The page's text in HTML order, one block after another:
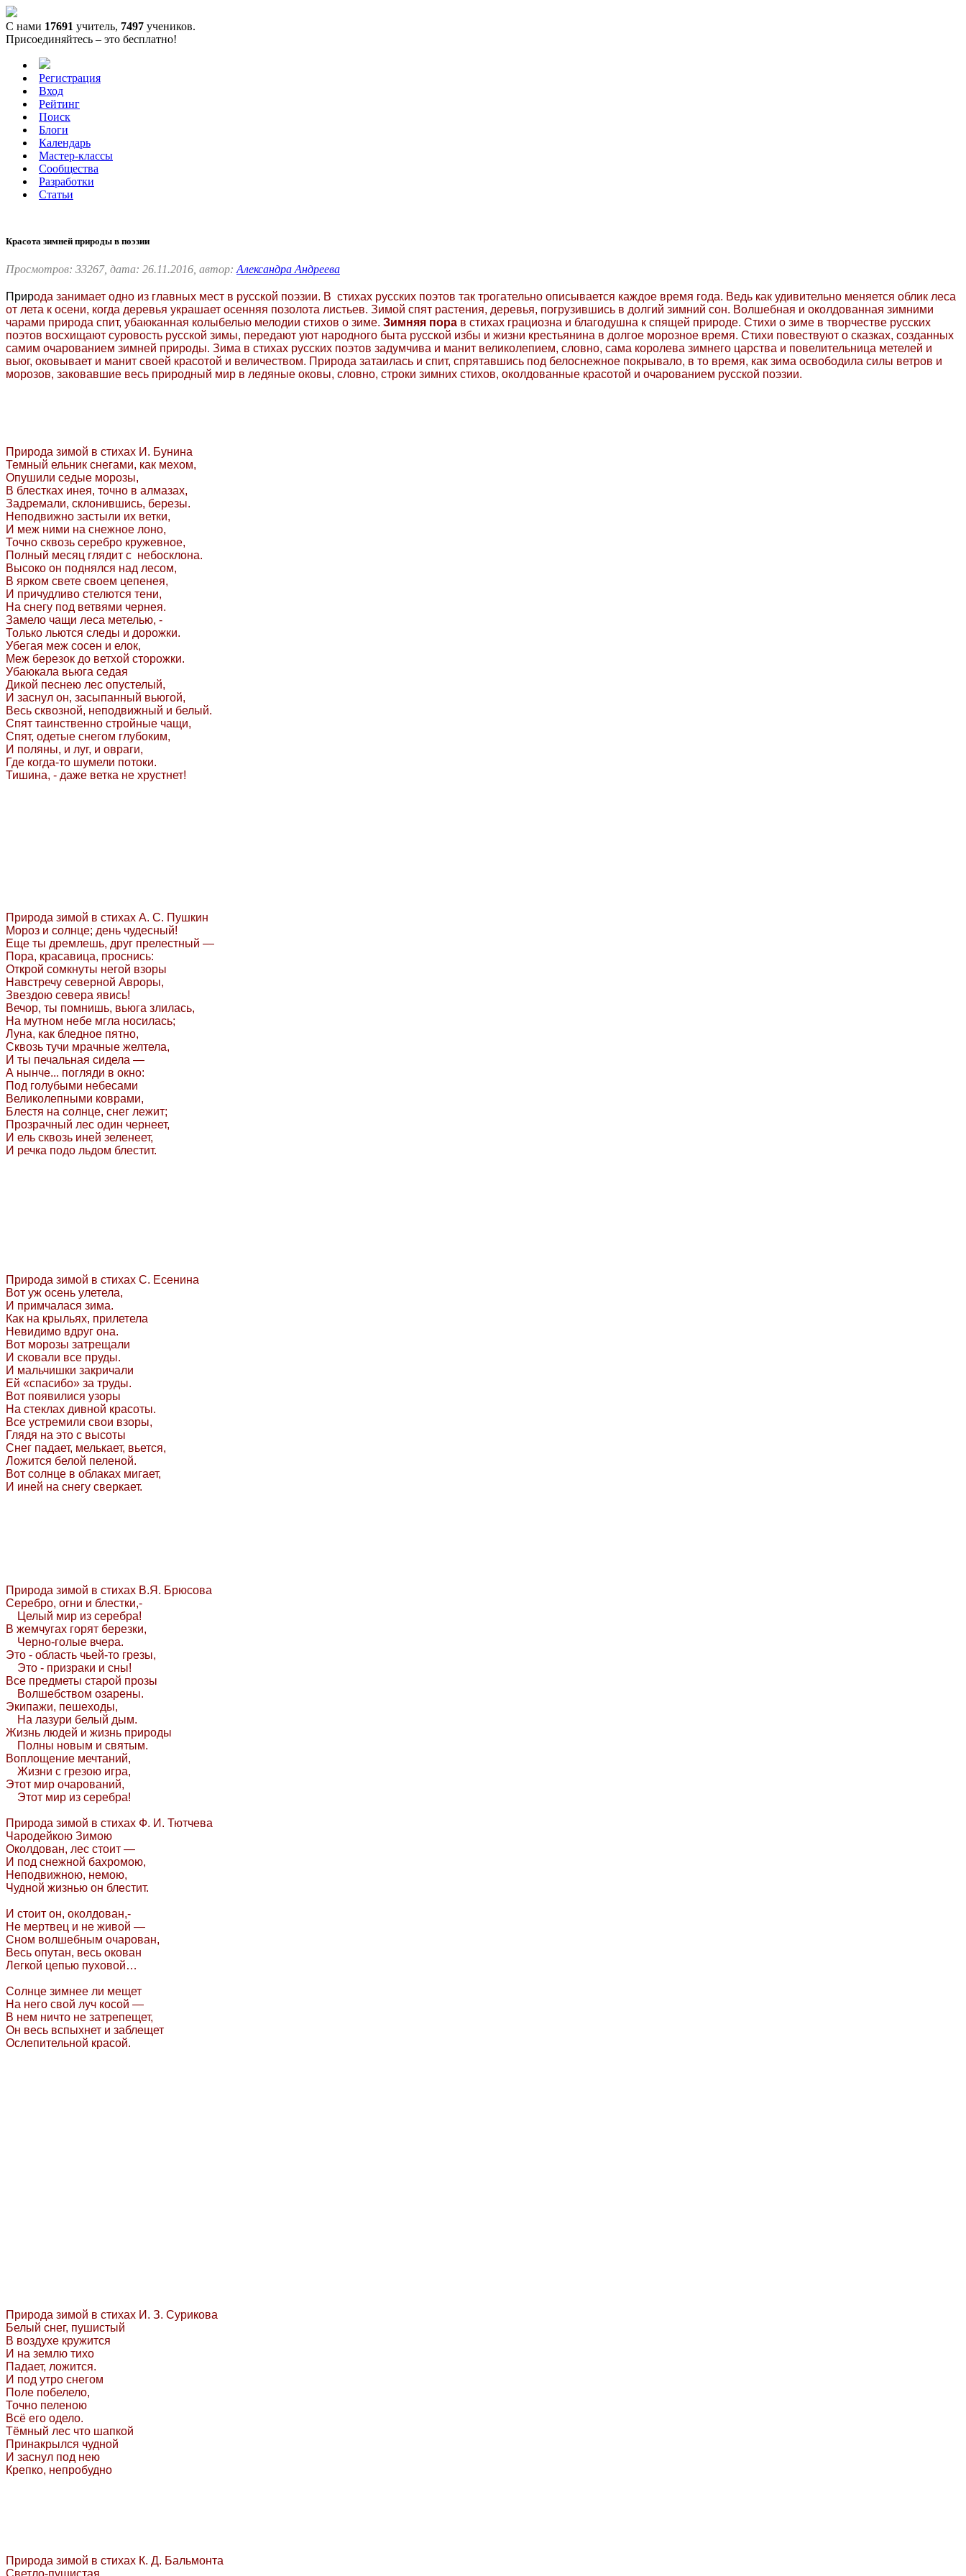
С нами 17691 учитель, 7497 учеников.
Присоединяйтесь – это бесплатно!
Регистрация
Вход
Рейтинг
Поиск
Блоги
Календарь
Мастер-классы
Сообщества
Разработки
Статьи
Красота зимней природы в поэзии
Просмотров: 33267, дата: 26.11.2016, автор: Александра Андреева
Природа занимает одно из главных мест в русской поэзии. В стихах русских поэтов так трогательно описывается каждое время года. Ведь как удивительно меняется облик леса
от лета к осени, когда деревья украшает осенняя позолота листьев. Зимой спят растения, деревья, погрузившись в долгий зимний сон. Волшебная и околдованная зимними
чарами природа спит, убаюканная колыбелью мелодии стихов о зиме. Зимняя пора в стихах грациозна и благодушна к спящей природе. Стихи о зиме в творчестве русских
поэтов восхищают суровость русской зимы, передают уют народного быта русской избы и жизни крестьянина в долгое морозное время. Стихи повествуют о сказках, созданных
самим очарованием зимней природы. Зима в стихах русских поэтов задумчива и манит великолепием, словно, сама королева зимнего царства и повелительница метелей и
вьюг, оковывает и манит своей красотой и величеством. Природа затаилась и спит, спрятавшись под белоснежное покрывало, в то время, как зима освободила силы ветров и
морозов, заковавшие весь природный мир в ледяные оковы, словно, строки зимних стихов, околдованные красотой и очарованием русской поэзии.
Природа зимой в стихах И. Бунина
Темный ельник снегами, как мехом,
Опушили седые морозы,
В блестках инея, точно в алмазах,
Задремали, склонившись, березы.
Неподвижно застыли их ветки,
И меж ними на снежное лоно,
Точно сквозь серебро кружевное,
Полный месяц глядит с небосклона.
Высоко он поднялся над лесом,
В ярком свете своем цепенея,
И причудливо стелются тени,
На снегу под ветвями чернея.
Замело чащи леса метелью, -
Только льются следы и дорожки.
Убегая меж сосен и елок,
Меж березок до ветхой сторожки.
Убаюкала вьюга седая
Дикой песнею лес опустелый,
И заснул он, засыпанный вьюгой,
Весь сквозной, неподвижный и белый.
Спят таинственно стройные чащи,
Спят, одетые снегом глубоким,
И поляны, и луг, и овраги,
Где когда-то шумели потоки.
Тишина, - даже ветка не хрустнет!
Природа зимой в стихах А. С. Пушкин
Мороз и солнце; день чудесный!
Еще ты дремлешь, друг прелестный —
Пора, красавица, проснись:
Открой сомкнуты негой взоры
Навстречу северной Авроры,
Звездою севера явись!
Вечор, ты помнишь, вьюга злилась,
На мутном небе мгла носилась;
Луна, как бледное пятно,
Сквозь тучи мрачные желтела,
И ты печальная сидела —
А нынче... погляди в окно:
Под голубыми небесами
Великолепными коврами,
Блестя на солнце, снег лежит;
Прозрачный лес один чернеет,
И ель сквозь иней зеленеет,
И речка подо льдом блестит.
Природа зимой в стихах С. Есенина
Вот уж осень улетела,
И примчалася зима.
Как на крыльях, прилетела
Невидимо вдруг она.
Вот морозы затрещали
И сковали все пруды.
И мальчишки закричали
Ей «спасибо» за труды.
Вот появилися узоры
На стеклах дивной красоты.
Все устремили свои взоры,
Глядя на это с высоты
Снег падает, мелькает, вьется,
Ложится белой пеленой.
Вот солнце в облаках мигает,
И иней на снегу сверкает.
Природа зимой в стихах В.Я. Брюсова
Серебро, огни и блестки,-
Целый мир из серебра!
В жемчугах горят березки,
Черно-голые вчера.
Это - область чьей-то грезы,
Это - призраки и сны!
Все предметы старой прозы
Волшебством озарены.
Экипажи, пешеходы,
На лазури белый дым.
Жизнь людей и жизнь природы
Полны новым и святым.
Воплощение мечтаний,
Жизни с грезою игра,
Этот мир очарований,
Этот мир из серебра!
Природа зимой в стихах Ф. И. Тютчева
Чародейкою Зимою
Околдован, лес стоит —
И под снежной бахромою,
Неподвижною, немою,
Чудной жизнью он блестит.
И стоит он, околдован,-
Не мертвец и не живой —
Сном волшебным очарован,
Весь опутан, весь окован
Легкой цепью пуховой…
Солнце зимнее ли мещет
На него свой луч косой —
В нем ничто не затрепещет,
Он весь вспыхнет и заблещет
Ослепительной красой.
Природа зимой в стихах И. З. Сурикова
Белый снег, пушистый
В воздухе кружится
И на землю тихо
Падает, ложится.
И под утро снегом
Поле побелело,
Точно пеленою
Всё его одело.
Тёмный лес что шапкой
Принакрылся чудной
И заснул под нею
Крепко, непробудно
Природа зимой в стихах К. Д. Бальмонта